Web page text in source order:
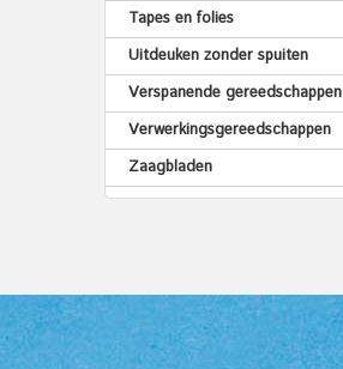
Tapes en folies
Uitdeuken zonder spuiten
Verspanende gereedschappen
Verwerkingsgereedschappen
Zaagbladen